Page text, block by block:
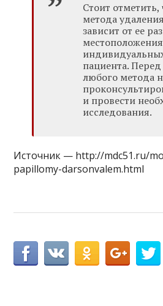
Стоит
метода
зависит от ее
пациента.
любого метода
и провести
исследования.
Источник — http://mdc51.ru/
papillomy-darsonvalem.html